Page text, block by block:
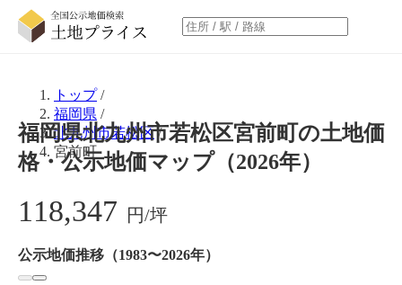
トップ/
福岡県 /
北九州市若松区/
宮前町
福岡県北九州市若松区宮前町の土地価
格・公示地価マップ（2026年）
118,347 円/坪
公示地価推移（1983〜2026年）